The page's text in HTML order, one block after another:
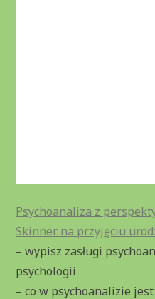
Psychoanaliza z
Skinner na przyjęciu
– wypisz zasługi
psychologii
– co w psychoanalizie